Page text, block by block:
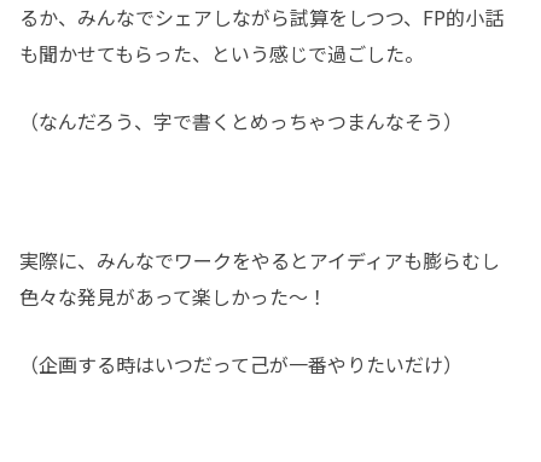
るか、みんなでシェアしながら試算をしつつ、FP的小話
も聞かせてもらった、という感じで過ごした。
（なんだろう、字で書くとめっちゃつまんなそう）
実際に、みんなでワークをやるとアイディアも膨らむし
色々な発見があって楽しかった～！
（企画する時はいつだって己が一番やりたいだけ）